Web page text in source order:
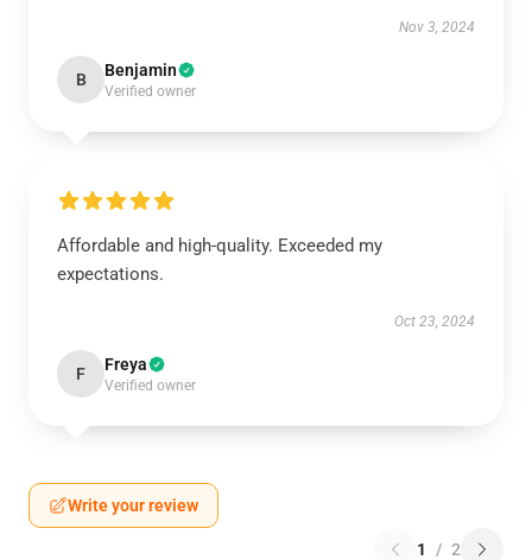
Nov 3, 2024
B Benjamin
Verified owner
Affordable and high-quality. Exceeded my
expectations.
Oct 23, 2024
F Freya
Verified owner
Write your review
1 / 2